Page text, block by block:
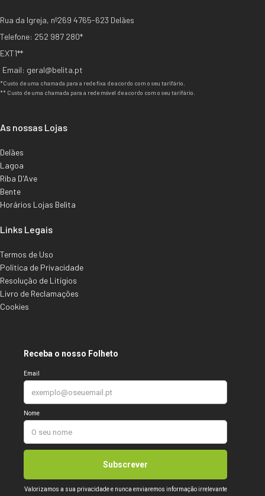
Rua da Igreja, nº269 4765-623 Delães
Telefone: 252 987 280*
EXT1**
Email: geral@belita.pt
*Custo de uma chamada para a rede fixa de acordo com o seu tarifário.
** Custo de uma chamada para a rede móvel de acordo com o seu tarifário.
As nossas Lojas
Delães
Lagoa
Riba D'Ave
Bente
Horários Lojas Belita
Links Legais
Termos de Uso
Política de Privacidade
Resolução de Litígios
Livro de Reclamações
Cookies